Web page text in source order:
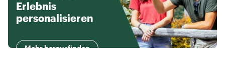
Erlebnis
personalisieren
Mehr herausfinden